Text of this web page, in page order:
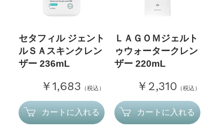
セタフィル ジェント
ルＳＡスキンクレン
ザー 236mL
￥1,683 （税込）
カートに入れる
ＬＡＧＯＭジェルト
ゥウォータークレン
ザー 220mL
￥2,310 （税込）
カートに入れる